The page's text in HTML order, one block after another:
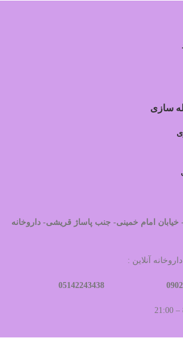
سازی
امام خمینی- جنب پاساژ قریشی- داروخانه
آنلاین :